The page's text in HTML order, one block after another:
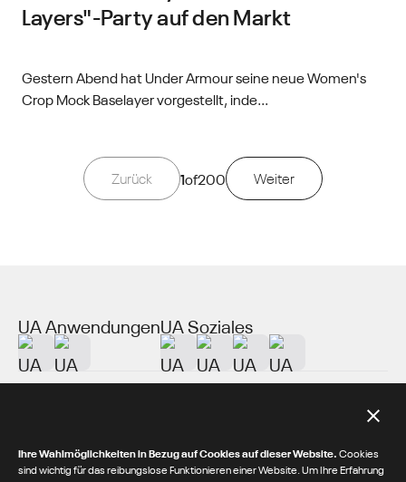
Layers"-Party auf den Markt
Gestern Abend hat Under Armour seine neue Women's
Crop Mock Baselayer vorgestellt, inde...
Zurück 1of200 Weiter
UA AnwendungenUA Soziales
Ihre Wahlmöglichkeiten in Bezug auf Cookies auf dieser Website.Cookies
sind wichtig für das reibungslose Funktionieren einer Website. Um Ihre Erfahrung